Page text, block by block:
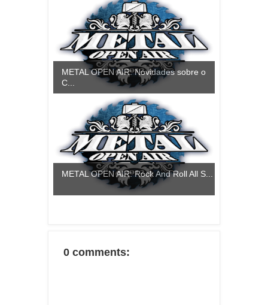
METAL OPEN AIR: Novidades sobre o
C...
METAL OPEN AIR: Rock And Roll All S...
0 comments: